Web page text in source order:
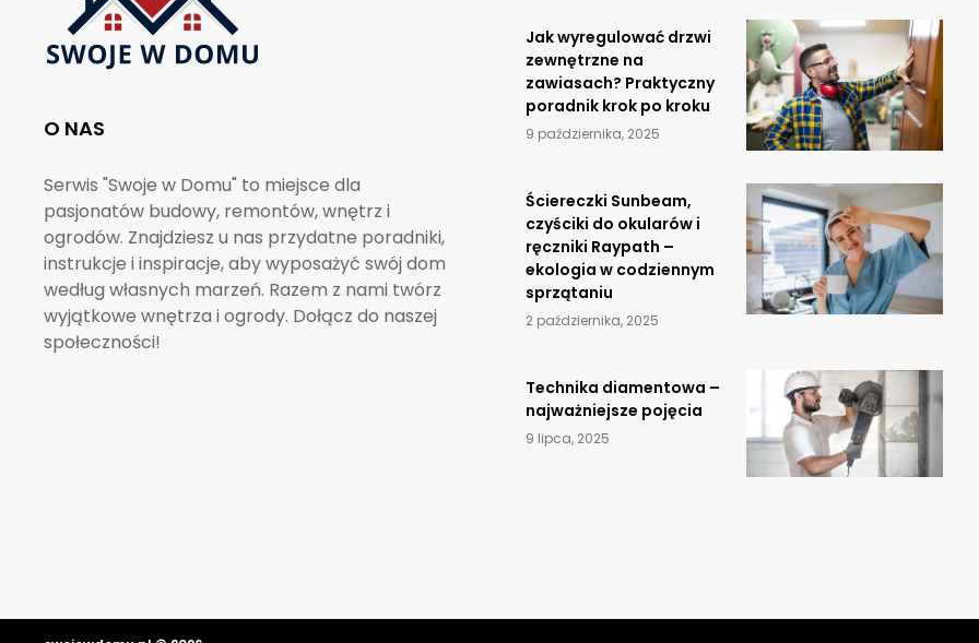
O NAS
Serwis "Swoje w Domu" to miejsce dla
pasjonatów budowy, remontów, wnętrz i
ogrodów. Znajdziesz u nas przydatne poradniki,
instrukcje i inspiracje, aby wyposażyć swój dom
według własnych marzeń. Razem z nami twórz
wyjątkowe wnętrza i ogrody. Dołącz do naszej
społeczności!
Jak wyregulować drzwi
zewnętrzne na
zawiasach? Praktyczny
poradnik krok po kroku
9 października, 2025
Ściereczki Sunbeam,
czyściki do okularów i
ręczniki Raypath –
ekologia w codziennym
sprzątaniu
2 października, 2025
​Technika diamentowa –
najważniejsze pojęcia
9 lipca, 2025